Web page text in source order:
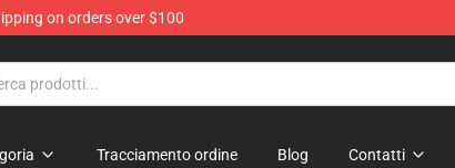
on orders over $100
Tracciamento ordine Blog Contatti